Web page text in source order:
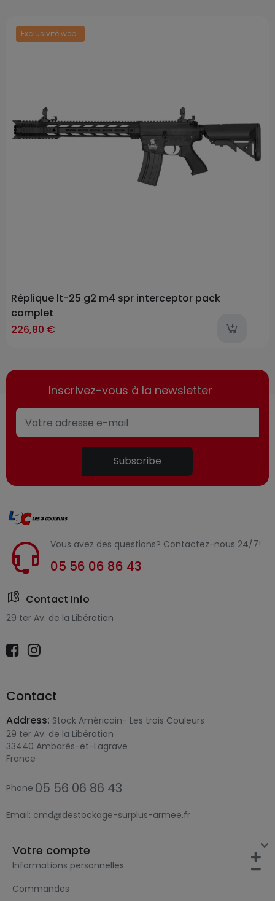
Exclusivité web !
Réplique lt-25 g2 m4 spr interceptor pack
complet
226,80 €
Inscrivez-vous à la newsletter
Subscribe
Vous avez des questions? Contactez-nous 24/7!
05 56 06 86 43
Contact Info
29 ter Av. de la Libération
Contact
Address: Stock Américain- Les trois Couleurs
29 ter Av. de la Libération
33440 Ambarès-et-Lagrave
France
Phone:05 56 06 86 43
Email: cmd@destockage-surplus-armee.fr

Votre compte
Informations personnelles
Commandes